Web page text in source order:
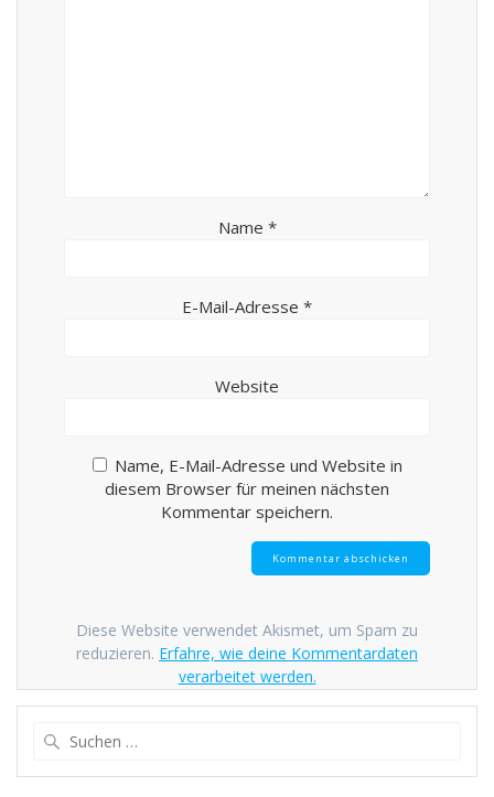
Name *
E-Mail-Adresse *
Website
Name, E-Mail-Adresse und Website in
diesem Browser für meinen nächsten
Kommentar speichern.
Diese Website verwendet Akismet, um Spam zu
reduzieren. Erfahre, wie deine Kommentardaten
verarbeitet werden.